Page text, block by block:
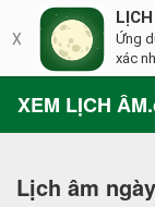
XEM LỊCH
Lịch âm
X
Ứng
xác